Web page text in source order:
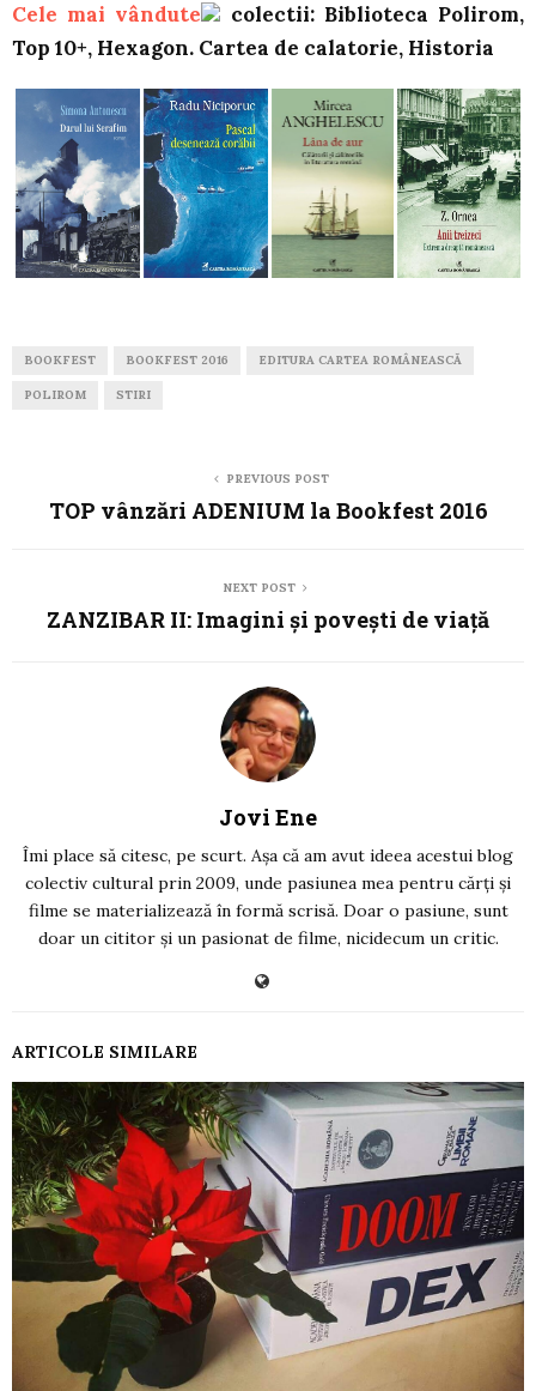
Cele mai vândute
colectii: Biblioteca Polirom,
Top 10+, Hexagon. Cartea de calatorie, Historia
BOOKFEST BOOKFEST 2016 EDITURA CARTEA ROMÂNEASCĂ
POLIROM STIRI
PREVIOUS POST
TOP vânzări ADENIUM la Bookfest 2016
NEXT POST
ZANZIBAR II: Imagini și povești de viață
Jovi Ene
Îmi place să citesc, pe scurt. Așa că am avut ideea acestui blog
colectiv cultural prin 2009, unde pasiunea mea pentru cărți și
filme se materializează în formă scrisă. Doar o pasiune, sunt
doar un cititor și un pasionat de filme, nicidecum un critic.
ARTICOLE SIMILARE